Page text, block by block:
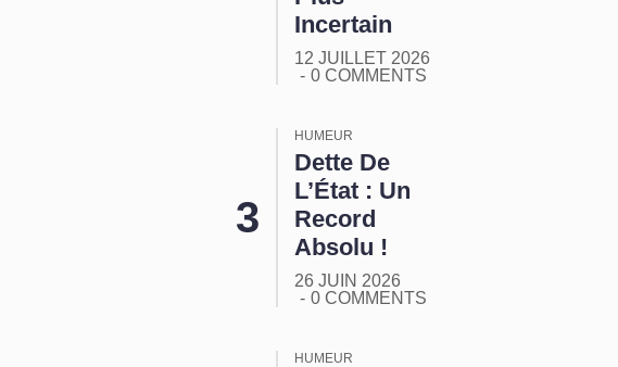
Incertain
12 JUILLET 2026
0 COMMENTS
HUMEUR
Dette De
L’État : Un
Record
Absolu !
26 JUIN 2026
0 COMMENTS
HUMEUR